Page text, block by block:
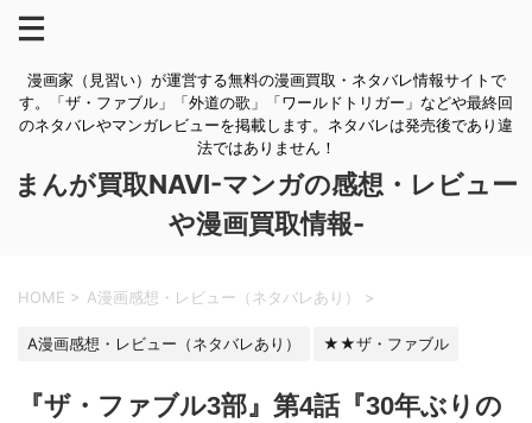
漫画家（見習い）が運営する無料の漫画買取・ネタバレ情報サイトで
す。「ザ・ファブル」「外道の歌」「ワールドトリガー」などや最終回
のネタバレやマンガレビューを掲載します。ネタバレは発売後であり違
法ではありません！
まんが買取NAVI-マンガの感想・レビュー
や漫画買取情報-
HOME > A漫画感想・レビュー（ネタバレあり） >
A漫画感想・レビュー（ネタバレあり） ★★ザ・ファブル
『ザ・ファブル3部』第4話『30年ぶりの